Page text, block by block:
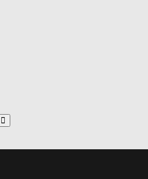
Search